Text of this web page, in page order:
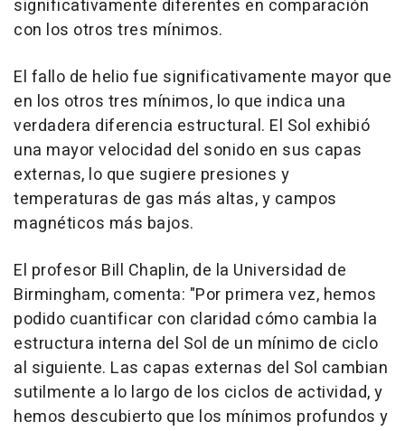
significativamente diferentes en comparación
con los otros tres mínimos.
El fallo de helio fue significativamente mayor que
en los otros tres mínimos, lo que indica una
verdadera diferencia estructural. El Sol exhibió
una mayor velocidad del sonido en sus capas
externas, lo que sugiere presiones y
temperaturas de gas más altas, y campos
magnéticos más bajos.
El profesor Bill Chaplin, de la Universidad de
Birmingham, comenta: "Por primera vez, hemos
podido cuantificar con claridad cómo cambia la
estructura interna del Sol de un mínimo de ciclo
al siguiente. Las capas externas del Sol cambian
sutilmente a lo largo de los ciclos de actividad, y
hemos descubierto que los mínimos profundos y